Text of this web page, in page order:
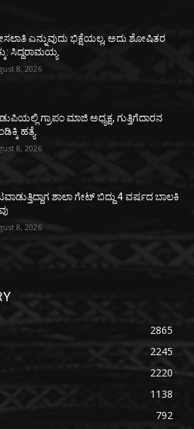
ಎನ್ನುವುದು ಭಿಕ್ಷೆಯಲ್ಲ, ಅದು ಶೋಷಿತರ
ಸಿದ್ದರಾಮಯ್ಯ
8, 2026
ಗ್ರಾಪಂ ಮಾಜಿ ಅಧ್ಯಕ್ಷ, ಗುತ್ತಿಗೆದಾರನ
ಹತ್ಯೆ
8, 2026
ಶಾಲಾ ಗೇಟ್‌ ಬಿದ್ದು 4 ವರ್ಷದ ಬಾಲಕಿ
8, 2026
2865
2245
2220
1138
792